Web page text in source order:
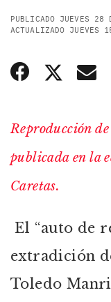
PUBLICADO JUEVES
ACTUALIZADO
Reproducción
publicada en la
Caretas.
El “auto de
extradición
Toledo